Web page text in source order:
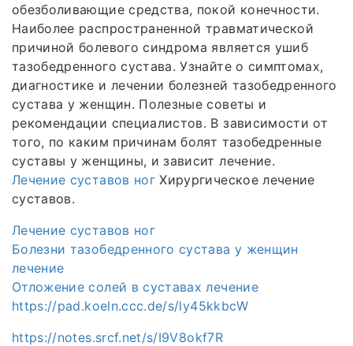
обезболивающие средства, покой конечности.
Наиболее распространенной травматической
причиной болевого синдрома является ушиб
тазобедренного сустава. Узнайте о симптомах,
диагностике и лечении болезней тазобедренного
сустава у женщин. Полезные советы и
рекомендации специалистов. В зависимости от
того, по каким причинам болят тазобедренные
суставы у женщины, и зависит лечение.
Лечение суставов ног Хирургическое лечение
суставов.
Лечение суставов ног
Болезни тазобедренного сустава у женщин
лечение
Отложение солей в суставах лечение
https://pad.koeln.ccc.de/s/ly45kkbcW
https://notes.srcf.net/s/I9V8okf7R